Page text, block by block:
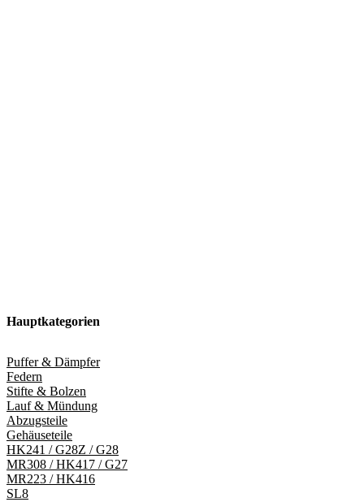
Hauptkategorien
Puffer & Dämpfer
Federn
Stifte & Bolzen
Lauf & Mündung
Abzugsteile
Gehäuseteile
HK241 / G28Z / G28
MR308 / HK417 / G27
MR223 / HK416
SL8